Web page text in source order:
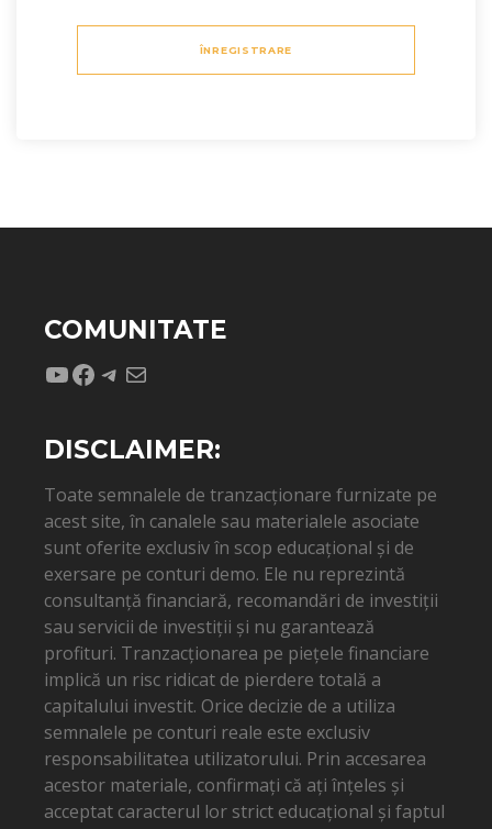
ÎNREGISTRARE
COMUNITATE
YouTube
Facebook
Telegram
Mail
DISCLAIMER:
Toate semnalele de tranzacționare furnizate pe
acest site, în canalele sau materialele asociate
sunt oferite exclusiv în scop educațional și de
exersare pe conturi demo. Ele nu reprezintă
consultanță financiară, recomandări de investiții
sau servicii de investiții și nu garantează
profituri. Tranzacționarea pe piețele financiare
implică un risc ridicat de pierdere totală a
capitalului investit. Orice decizie de a utiliza
semnalele pe conturi reale este exclusiv
responsabilitatea utilizatorului. Prin accesarea
acestor materiale, confirmați că ați înțeles și
acceptat caracterul lor strict educațional și faptul